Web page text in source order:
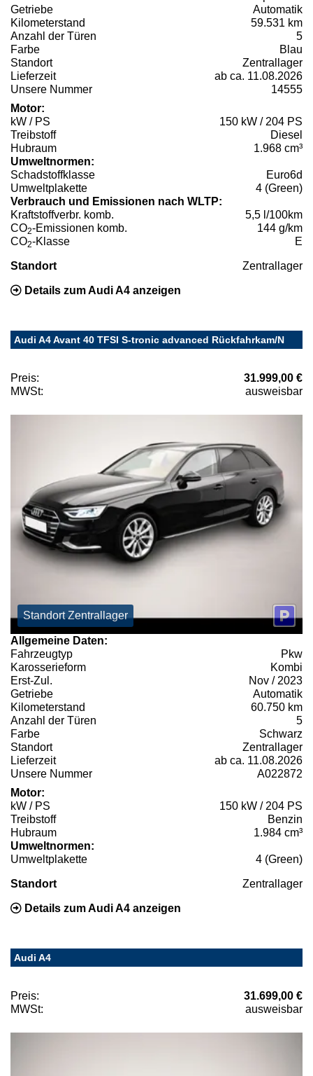
Getriebe
Automatik
Kilometerstand
59.531 km
Anzahl der Türen
5
Farbe
Blau
Standort
Zentrallager
Lieferzeit
ab ca. 11.08.2026
Unsere Nummer
14555
Motor:
kW / PS
150 kW / 204 PS
Treibstoff
Diesel
Hubraum
1.968 cm³
Umweltnormen:
Schadstoffklasse
Euro6d
Umweltplakette
4 (Green)
Verbrauch und Emissionen nach WLTP:
Kraftstoffverbr. komb.
5,5 l/100km
CO2-Emissionen komb.
144 g/km
CO2-Klasse E
Standort Zentrallager
Details zum Audi A4 anzeigen
Audi A4 Avant 40 TFSI S-tronic advanced Rückfahrkam/N
Preis:
31.999,00 €
MWSt:
ausweisbar
Standort Zentrallager
Allgemeine Daten:
Fahrzeugtyp
Pkw
Karosserieform
Kombi
Erst-Zul.
Nov / 2023
Getriebe
Automatik
Kilometerstand
60.750 km
Anzahl der Türen
5
Farbe
Schwarz
Standort
Zentrallager
Lieferzeit
ab ca. 11.08.2026
Unsere Nummer
A022872
Motor:
kW / PS
150 kW / 204 PS
Treibstoff
Benzin
Hubraum
1.984 cm³
Umweltnormen:
Umweltplakette
4 (Green)
Standort Zentrallager
Details zum Audi A4 anzeigen
Audi A4
Preis:
31.699,00 €
MWSt:
ausweisbar